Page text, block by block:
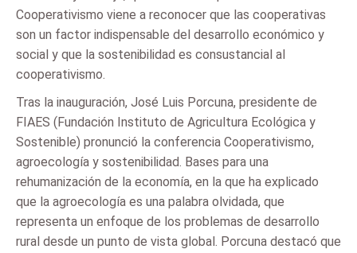
Cooperativismo viene a reconocer que las cooperativas
son un factor indispensable del desarrollo económico y
social y que la sostenibilidad es consustancial al
cooperativismo.
Tras la inauguración, José Luis Porcuna, presidente de
FIAES (Fundación Instituto de Agricultura Ecológica y
Sostenible) pronunció la conferencia Cooperativismo,
agroecología y sostenibilidad. Bases para una
rehumanización de la economía, en la que ha explicado
que la agroecología es una palabra olvidada, que
representa un enfoque de los problemas de desarrollo
rural desde un punto de vista global. Porcuna destacó que